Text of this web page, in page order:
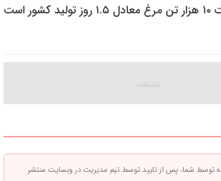
است
توسط شما، پس از تایید توسط تیم مدیریت در وبسایت منتشر